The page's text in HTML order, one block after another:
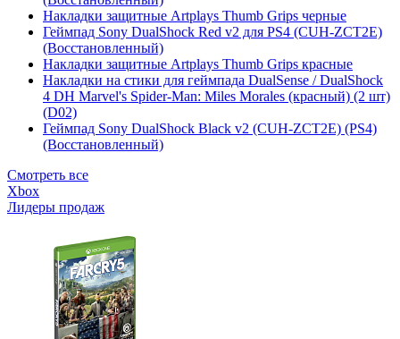
Накладки защитные Artplays Thumb Grips черные
Геймпад Sony DualShock Red v2 для PS4 (CUH-ZCT2E)
(Восстановленный)
Накладки защитные Artplays Thumb Grips красные
Накладки на стики для геймпада DualSense / DualShock
4 DH Marvel's Spider-Man: Miles Morales (красный) (2 шт)
(D02)
Геймпад Sony DualShock Black v2 (CUH-ZCT2E) (PS4)
(Восстановленный)
Смотреть все
Xbox
Лидеры продаж